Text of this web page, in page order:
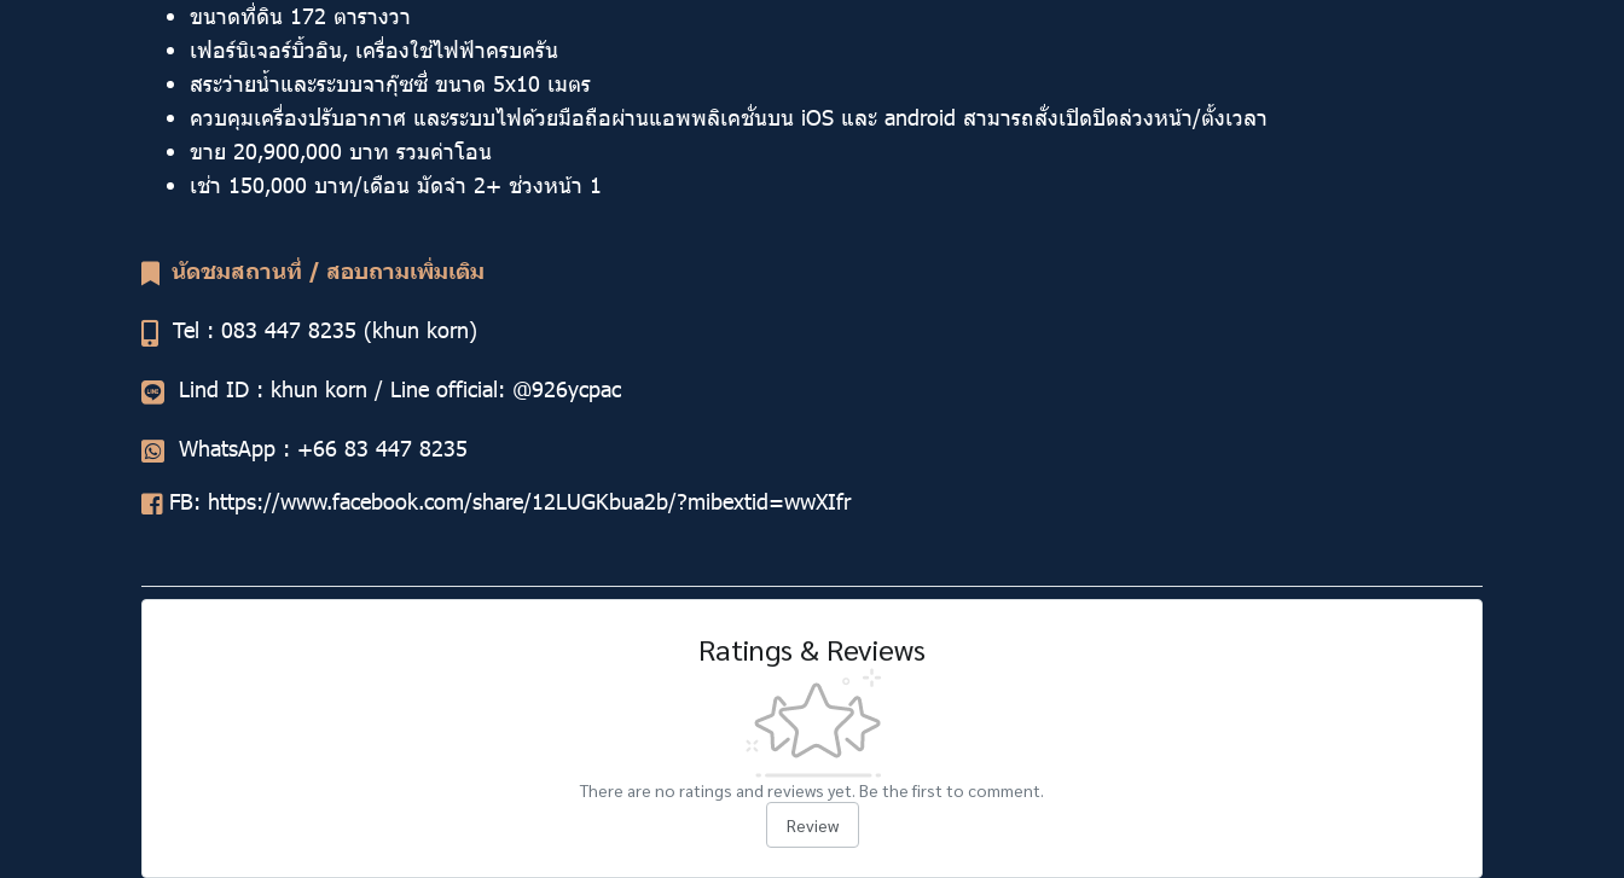
ขนาดที่ดิน 172 ตารางวา
เฟอร์นิเจอร์บิ้วอิน, เครื่องใช้ไฟฟ้าครบครัน
สระว่ายน้ำและระบบจากุ๊ซซี่ ขนาด 5x10 เมตร
ควบคุมเครื่องปรับอากาศ และระบบไฟด้วยมือถือผ่านแอพพลิเคชั่นบน iOS และ android สามารถสั่งเปิดปิดล่วงหน้า/ตั้งเวลา
ขาย 20,900,000 บาท รวมค่าโอน
เช่า 150,000 บาท/เดือน มัดจำ 2+ ช่วงหน้า 1
นัดชมสถานที่ / สอบถามเพิ่มเติม
Tel : 083 447 8235 (khun korn)
Lind ID : khun korn / Line official: @926ycpac
WhatsApp : +66 83 447 8235
FB: https://www.facebook.com/share/12LUGKbua2b/?mibextid=wwXIfr
Ratings & Reviews
There are no ratings and reviews yet. Be the first to comment.
Review